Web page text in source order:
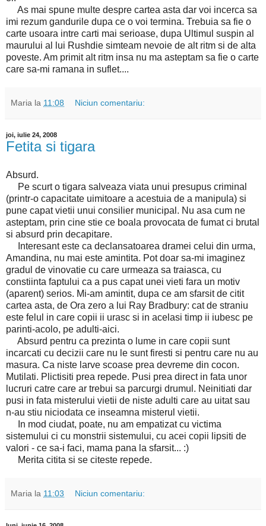
As mai spune multe despre cartea asta dar voi incerca sa
imi rezum gandurile dupa ce o voi termina. Trebuia sa fie o
carte usoara intre carti mai serioase, dupa Ultimul suspin al
maurului al lui Rushdie simteam nevoie de alt ritm si de alta
poveste. Am primit alt ritm insa nu ma asteptam sa fie o carte
care sa-mi ramana in suflet....
Maria la 11:08 Niciun comentariu:
joi, iulie 24, 2008
Fetita si tigara
Absurd.
Pe scurt o tigara salveaza viata unui presupus criminal
(printr-o capacitate uimitoare a acestuia de a manipula) si
pune capat vietii unui consilier municipal. Nu asa cum ne
asteptam, prin cine stie ce boala provocata de fumat ci brutal
si absurd prin decapitare.
Interesant este ca declansatoarea dramei celui din urma,
Amandina, nu mai este amintita. Pot doar sa-mi imaginez
gradul de vinovatie cu care urmeaza sa traiasca, cu
constiinta faptului ca a pus capat unei vieti fara un motiv
(aparent) serios. Mi-am amintit, dupa ce am sfarsit de citit
cartea asta, de Ora zero a lui Ray Bradbury: cat de straniu
este felul in care copii ii urasc si in acelasi timp ii iubesc pe
parinti-acolo, pe adulti-aici.
Absurd pentru ca prezinta o lume in care copii sunt
incarcati cu decizii care nu le sunt firesti si pentru care nu au
masura. Ca niste larve scoase prea devreme din cocon.
Mutilati. Plictisiti prea repede. Pusi prea direct in fata unor
lucruri catre care ar trebui sa parcurgi drumul. Neinitiati dar
pusi in fata misterului vietii de niste adulti care au uitat sau
n-au stiu niciodata ce inseamna misterul vietii.
In mod ciudat, poate, nu am empatizat cu victima
sistemului ci cu monstrii sistemului, cu acei copii lipsiti de
valori - ce sa-i faci, mama pana la sfarsit... :)
Merita citita si se citeste repede.
Maria la 11:03 Niciun comentariu: